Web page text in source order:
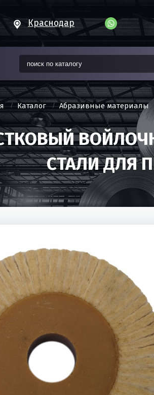
Краснодар
Каталог Абразивные материалы
СТАЛИ ДЛЯ